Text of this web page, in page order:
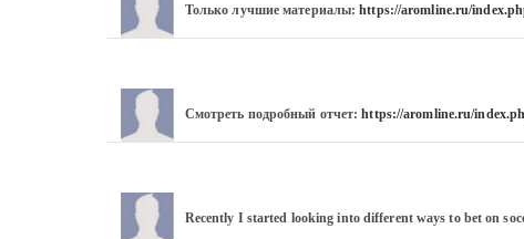
Только лучшие материалы: https://aromline.ru/
Смотреть подробный отчет: https://aromline.ru/
Recently I started looking into different ways to bet on